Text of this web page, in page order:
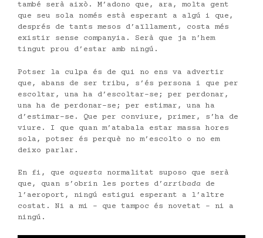
també serà això. M’adono que, ara, molta gent
que seu sola només està esperant a algú i que,
després de tants mesos d’aïllament, costa més
existir sense companyia. Serà que ja n’hem
tingut prou d’estar amb ningú.
Potser la culpa és de qui no ens va advertir
que, abans de ser tribu, s’és persona i que per
escoltar, una ha d’escoltar-se; per perdonar,
una ha de perdonar-se; per estimar, una ha
d’estimar-se. Que per conviure, primer, s’ha de
viure. I que quan m’atabala estar massa hores
sola, potser és perquè no m’escolto o no em
deixo parlar.
En fi, que aquesta normalitat suposo que serà
que, quan s’obrin les portes d’ arribada de
l’aeroport, ningú estigui esperant a l’altre
costat. Ni a mi – que tampoc és novetat – ni a
ningú.